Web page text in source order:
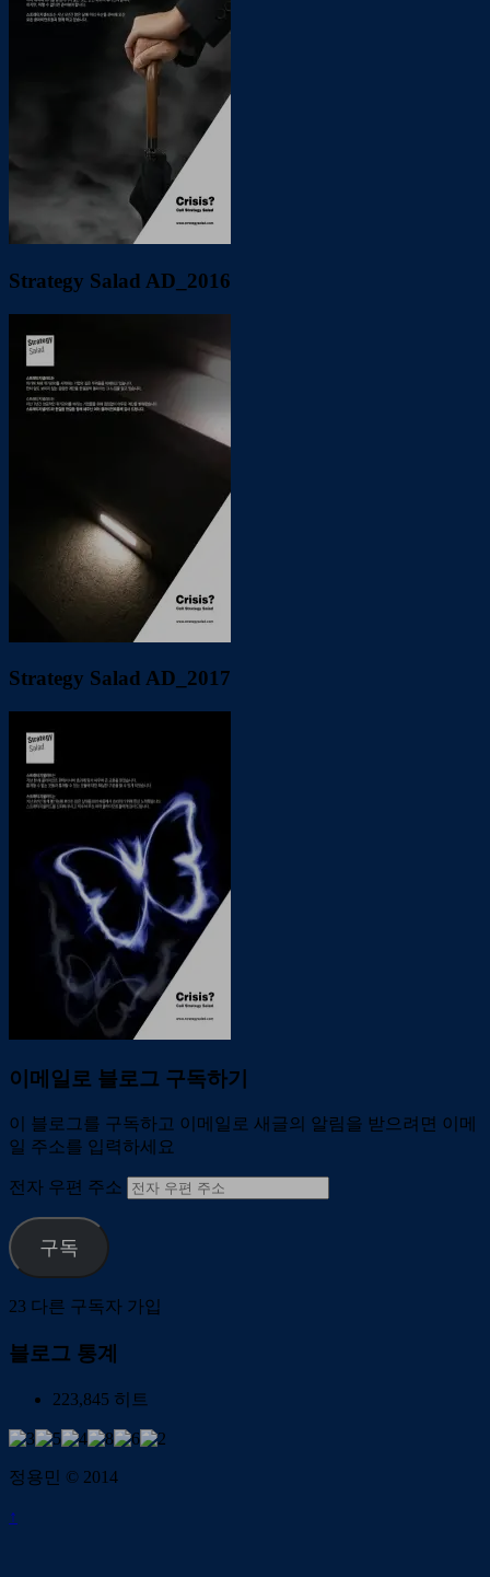
Strategy Salad AD_2016
Strategy Salad AD_2017
이메일로 블로그 구독하기
이 블로그를 구독하고 이메일로 새글의 알림을 받으려면 이메
일 주소를 입력하세요
전자 우편 주소
구독
23 다른 구독자 가입
블로그 통계
223,845 히트
정용민 © 2014
↑